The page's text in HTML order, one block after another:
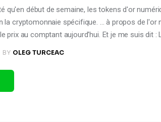
qu'en début de semaine, les tokens d'or
la cryptomonnaie spécifique. ... à propos de l'or
prix au comptant aujourd'hui. Et je me suis dit :
BY OLEG TURCEAC